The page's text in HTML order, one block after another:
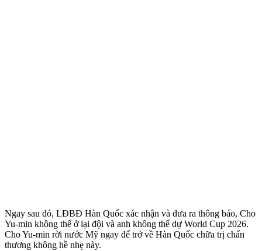
Ngay sau đó, LĐBĐ Hàn Quốc xác nhận và đưa ra thông báo, Cho
Yu-min không thể ở lại đội và anh không thể dự World Cup 2026.
Cho Yu-min rời nước Mỹ ngay để trở về Hàn Quốc chữa trị chấn
thương không hề nhẹ này.